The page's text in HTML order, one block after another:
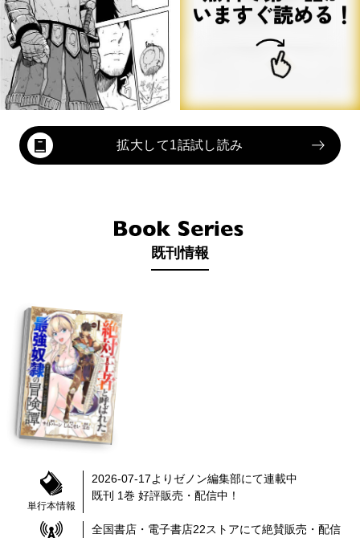
拡大して1話試し読み
既刊情報
単行本情報
2026-07-17より ゼノン編集部にて連載中
既刊 1巻 好評販売・配信中！
全国書店・電子書店22ストアにて絶賛販売・配信